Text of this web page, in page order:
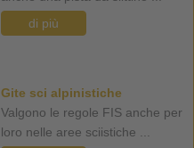
di più
Gite sci alpinistiche
Valgono le regole FIS anche per
loro nelle aree sciistiche ...